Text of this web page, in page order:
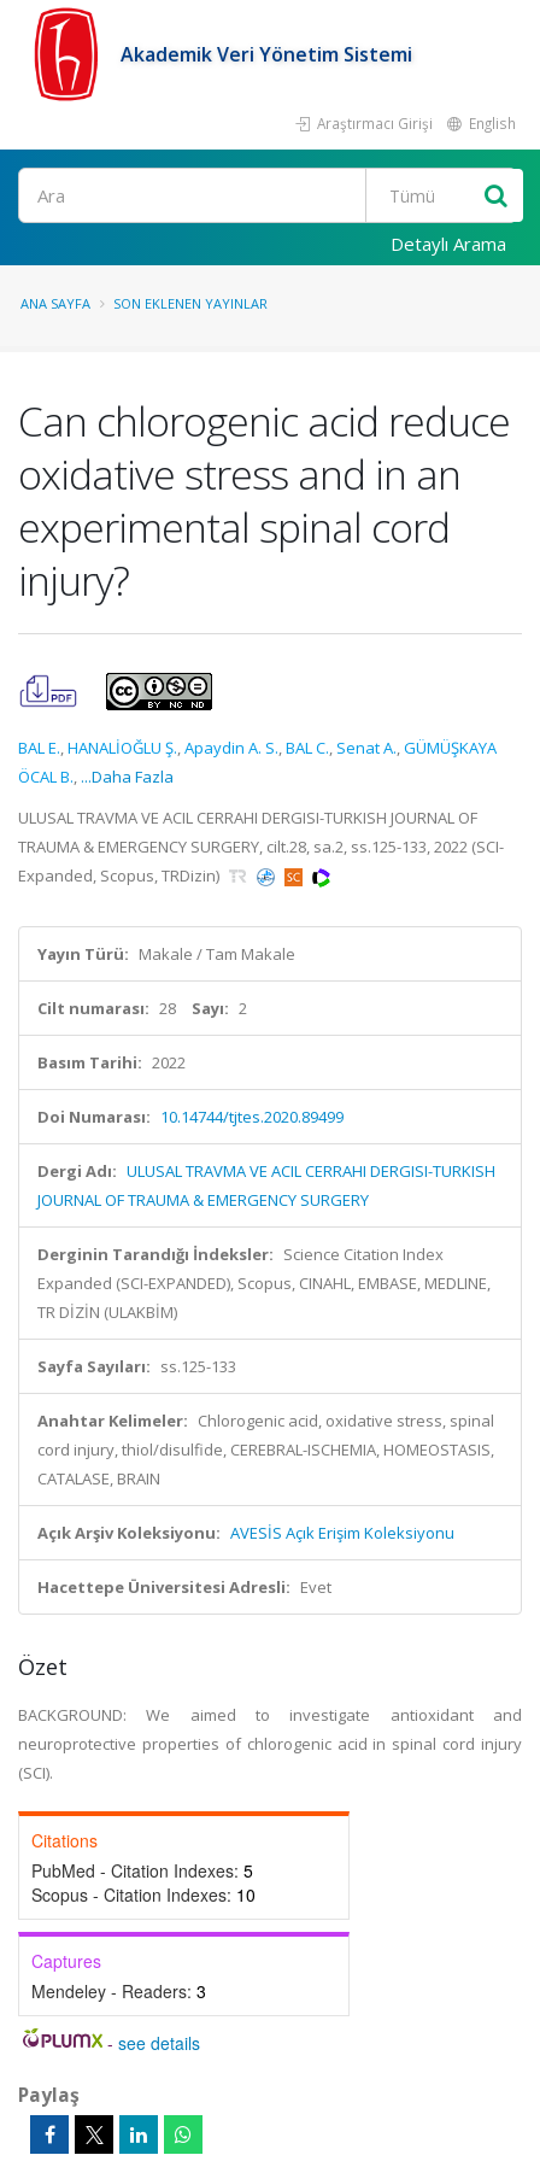
Akademik Veri Yönetim Sistemi
Araştırmacı Girişi English
Ara
Detaylı Arama
ANA SAYFA SON EKLENEN YAYINLAR
Can chlorogenic acid reduce
oxidative stress and in an
experimental spinal cord
injury?
BAL E.,HANALİOĞLU Ş.,Apaydin A. S.,BAL C., Senat A.,GÜMÜŞKAYA
ÖCAL B., ...Daha Fazla
ULUSAL TRAVMA VE ACIL CERRAHI DERGISI-TURKISH JOURNAL OF
TRAUMA & EMERGENCY SURGERY, cilt.28, sa.2, ss.125-133, 2022 (SCI-
Expanded, Scopus, TRDizin)
Yayın Türü: Makale / Tam Makale
Cilt numarası: 28 Sayı: 2
Basım Tarihi: 2022
Doi Numarası: 10.14744/tjtes.2020.89499
Dergi Adı: ULUSAL TRAVMA VE ACIL CERRAHI DERGISI-TURKISH
JOURNAL OF TRAUMA & EMERGENCY SURGERY
Derginin Tarandığı İndeksler: Science Citation Index
Expanded (SCI-EXPANDED), Scopus, CINAHL, EMBASE, MEDLINE,
TR DİZİN (ULAKBİM)
Sayfa Sayıları: ss.125-133
Anahtar Kelimeler: Chlorogenic acid, oxidative stress, spinal
cord injury, thiol/disulfide, CEREBRAL-ISCHEMIA, HOMEOSTASIS,
CATALASE, BRAIN
Açık Arşiv Koleksiyonu: AVESİS Açık Erişim Koleksiyonu
Hacettepe Üniversitesi Adresli: Evet
Özet
BACKGROUND: We aimed to investigate antioxidant and
neuroprotective properties of chlorogenic acid in spinal cord injury
(SCI).
Citations
PubMed - Citation Indexes: 5
Scopus - Citation Indexes: 10
Captures
Mendeley - Readers: 3
- see details
Paylaş